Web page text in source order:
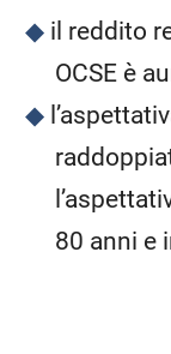
il reddito
OCSE è
80 anni e